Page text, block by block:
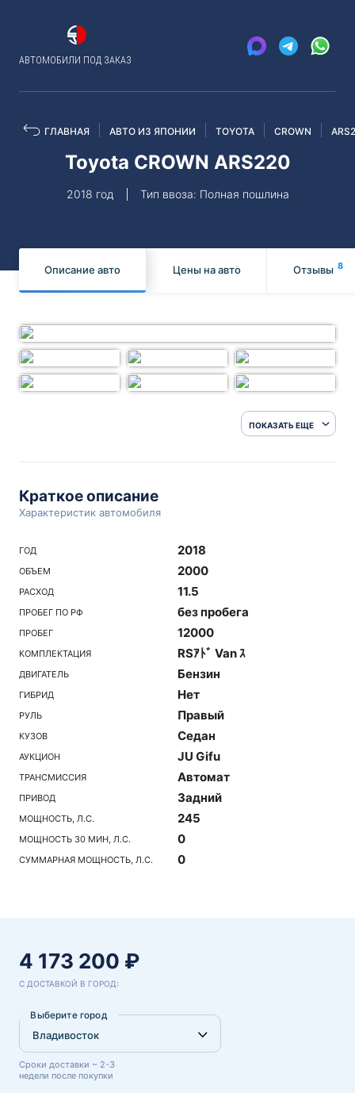
АВТОМОБИЛИ ПОД ЗАКАЗ
ГЛАВНАЯ АВТО ИЗ ЯПОНИИ TOYOTA CROWN
Toyota CROWN ARS220
2018 год Тип ввоза: Полная пошлина
Описание авто Цены на авто Отзывы 8
ПОКАЗАТЬ ЕЩЕ
Краткое описание
Характеристик автомобиля
ГОД 2018
ОБЪЕМ 2000
РАСХОД 11.5
ПРОБЕГ ПО РФ без пробега
ПРОБЕГ 12000
КОМПЛЕКТАЦИЯ RSｱﾄﾞ Van ｽ
ДВИГАТЕЛЬ Бензин
ГИБРИД Нет
РУЛЬ Правый
КУЗОВ Седан
АУКЦИОН JU Gifu
ТРАНСМИССИЯ Автомат
ПРИВОД Задний
МОЩНОСТЬ, Л.С. 245
МОЩНОСТЬ 30 МИН, Л.С. 0
СУММАРНАЯ МОЩНОСТЬ, Л.С. 0
4 173 200 ₽
С ДОСТАВКОЙ В ГОРОД:
Выберите город
Сроки доставки ~ 2-3
недели после покупки